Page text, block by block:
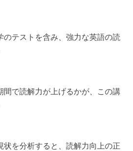
のテストを含み、強力な英語の読
間で読解力が上げるかが、この講
状を分析すると、読解力向上の正